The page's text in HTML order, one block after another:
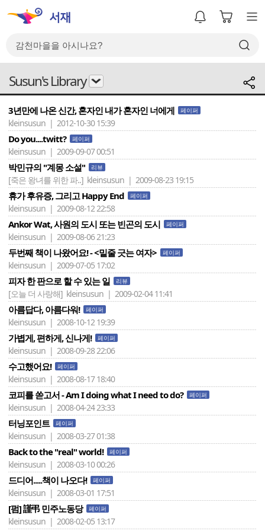
Susun's Library
3년만에 나온 신간, 혼자인 내가 혼자인 너에게 페이퍼
kleinsusun | 2012-10-30 15:39
Do you....twitt? 페이퍼
kleinsusun | 2009-09-07 00:51
박민규의 "계몽 소설" 리뷰
[죽은 왕녀를 위한 파..] kleinsusun | 2009-08-23 19:15
휴가 후유증, 그리고 Happy End 페이퍼
kleinsusun | 2009-08-12 22:58
Ankor Wat, 사원의 도시 또는 빈곤의 도시 페이퍼
kleinsusun | 2009-08-06 21:23
두번째 책이 나왔어요! - <밑줄 긋는 여자> 페이퍼
kleinsusun | 2009-07-05 17:02
피자 한 판으로 할 수 있는 일 리뷰
[오늘 더 사랑해] kleinsusun | 2009-02-04 11:41
아름답다, 아름다워! 페이퍼
kleinsusun | 2008-10-12 19:39
가볍게, 편하게, 신나게! 페이퍼
kleinsusun | 2008-09-28 22:06
수고했어요! 페이퍼
kleinsusun | 2008-08-17 18:40
코피를 쏟고서 - Am I doing what I need to do? 페이퍼
kleinsusun | 2008-04-24 23:33
터닝포인트 페이퍼
kleinsusun | 2008-03-27 01:38
Back to the "real" world! 페이퍼
kleinsusun | 2008-03-10 00:26
드디어.....책이 나오다! 페이퍼
kleinsusun | 2008-03-01 17:51
[펌] 謹弔 민주노동당 페이퍼
kleinsusun | 2008-02-05 13:17